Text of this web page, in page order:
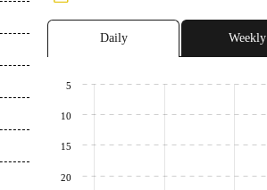
Daily Weekly
5
10
15
20